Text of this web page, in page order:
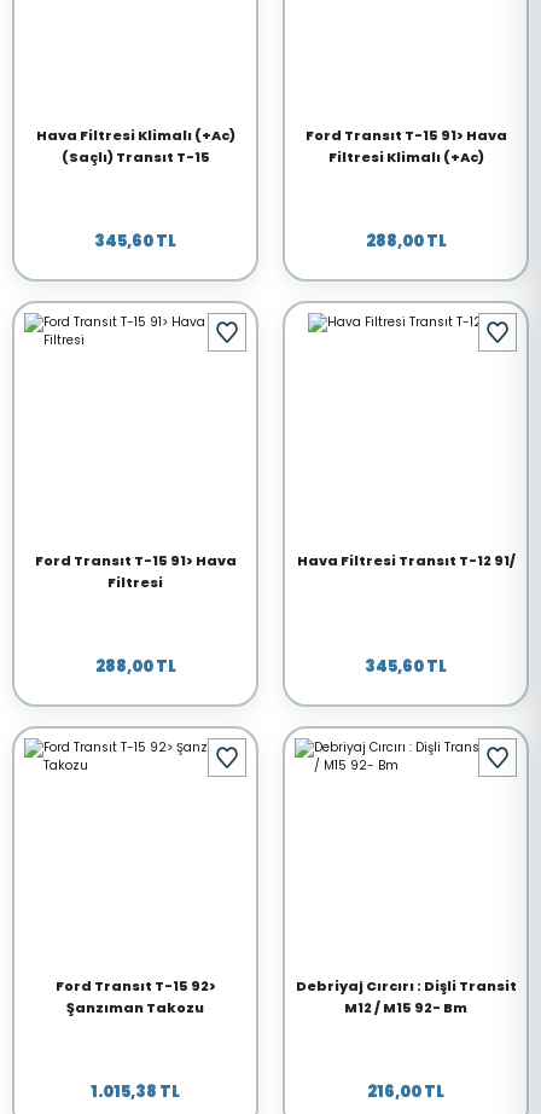
Hava Filtresi Klimalı (+Ac)
(Saçlı) Transıt T-15
345,60 TL
Ford Transıt T-15 91> Hava
Filtresi Klimalı (+Ac)
288,00 TL
Ford Transıt T-15 91> Hava
Filtresi
288,00 TL
Hava Filtresi Transıt T-12 91/
345,60 TL
Ford Transıt T-15 92>
Şanzıman Takozu
1.015,38 TL
Debriyaj Cırcırı : Dişli Transit
M12 / M15 92- Bm
216,00 TL